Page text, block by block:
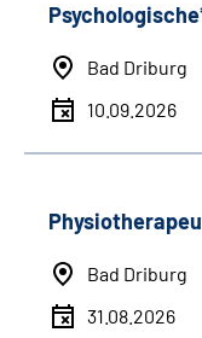
Bad Driburg
10.09.2026
Bad Driburg
31.08.2026